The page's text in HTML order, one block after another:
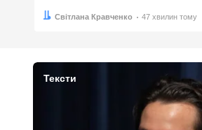
Автор:
Світлана Кравченко
Дата: 47 хвилин тому
Тексти